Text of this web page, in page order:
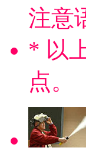
注意
* 以
点。